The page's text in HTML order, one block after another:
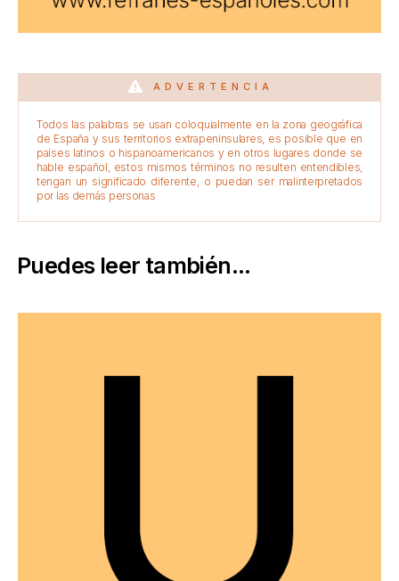
ADVERTENCIA
Todos las palabras se usan coloquialmente en la zona geográfica
de España y sus territorios extrapeninsulares, es posible que en
países latinos o hispanoamericanos y en otros lugares donde se
hable español, estos mismos términos no resulten entendibles,
tengan un significado diferente, o puedan ser malinterpretados
por las demás personas
Puedes leer también...